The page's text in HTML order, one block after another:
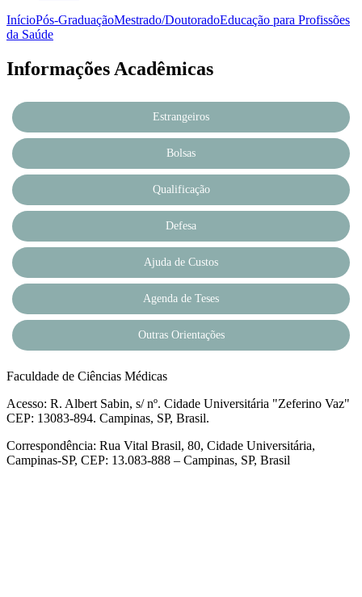
InícioPós-GraduaçãoMestrado/DoutoradoEducação para Profissões
da Saúde
Informações Acadêmicas
Estrangeiros
Bolsas
Qualificação
Defesa
Ajuda de Custos
Agenda de Teses
Outras Orientações
Faculdade de Ciências Médicas
Acesso: R. Albert Sabin, s/ nº. Cidade Universitária "Zeferino Vaz"
CEP: 13083-894. Campinas, SP, Brasil.
Correspondência: Rua Vital Brasil, 80, Cidade Universitária,
Campinas-SP, CEP: 13.083-888 – Campinas, SP, Brasil